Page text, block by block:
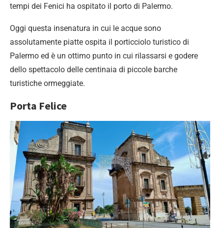
tempi dei Fenici ha ospitato il porto di Palermo.
Oggi questa insenatura in cui le acque sono
assolutamente piatte ospita il porticciolo turistico di
Palermo ed è un ottimo punto in cui rilassarsi e godere
dello spettacolo delle centinaia di piccole barche
turistiche ormeggiate.
Porta Felice